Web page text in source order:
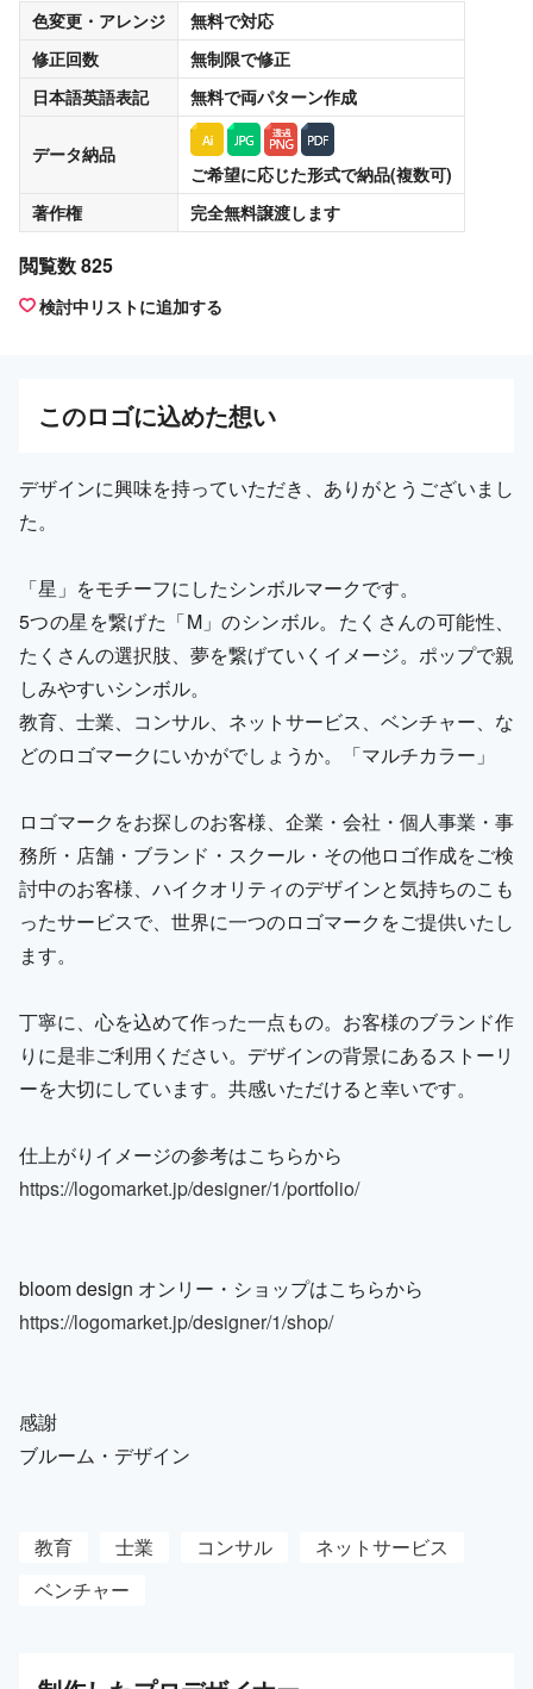
色変更・アレンジ
無料で対応
修正回数
無制限で修正
日本語英語表記
無料で両パターン作成
データ納品
ご希望に応じた形式で納品(複数可)
著作権
完全無料譲渡します
閲覧数 825
検討中リストに追加する
このロゴに込めた想い
デザインに興味を持っていただき、ありがとうございまし
た。
「星」をモチーフにしたシンボルマークです。
5つの星を繋げた「M」のシンボル。たくさんの可能性、
たくさんの選択肢、夢を繋げていくイメージ。ポップで親
しみやすいシンボル。
教育、士業、コンサル、ネットサービス、ベンチャー、な
どのロゴマークにいかがでしょうか。「マルチカラー」
ロゴマークをお探しのお客様、企業・会社・個人事業・事
務所・店舗・ブランド・スクール・その他ロゴ作成をご検
討中のお客様、ハイクオリティのデザインと気持ちのこも
ったサービスで、世界に一つのロゴマークをご提供いたし
ます。
丁寧に、心を込めて作った一点もの。お客様のブランド作
りに是非ご利用ください。デザインの背景にあるストーリ
ーを大切にしています。共感いただけると幸いです。
仕上がりイメージの参考はこちらから
https://logomarket.jp/designer/1/portfolio/
bloom design オンリー・ショップはこちらから
https://logomarket.jp/designer/1/shop/
感謝
ブルーム・デザイン
教育 士業 コンサル
ネットサービス
ベンチャー